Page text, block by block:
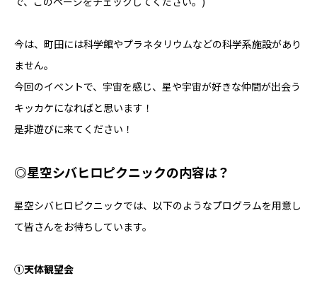
今は、町田には科学館やプラネタリウムなどの科学系施設があり
ません。
今回のイベントで、宇宙を感じ、星や宇宙が好きな仲間が出会う
キッカケになればと思います！
是非遊びに来てください！
◎星空シバヒロピクニックの内容は？
星空シバヒロピクニックでは、以下のようなプログラムを用意し
て皆さんをお待ちしています。
①天体観望会